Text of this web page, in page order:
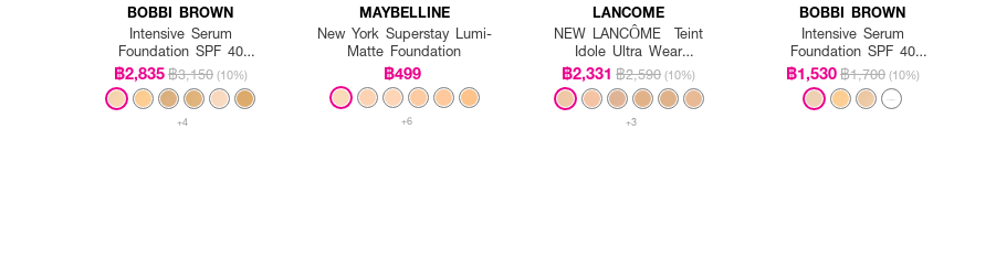
BOBBI BROWN
Intensive Serum
Foundation SPF 40
PA++++
฿2,835฿3,150 (10%)
+4
MAYBELLINE
New York Superstay Lumi-
Matte Foundation
฿499
+6
LANCOME
NEW LANCÔME Teint
Idole Ultra Wear
Foundation SPF35
฿2,331 ฿2,590 (10%)
+3
BOBBI BROWN
Intensive Serum
Foundation SPF 40
PA++++
฿1,530฿1,700 (10%)